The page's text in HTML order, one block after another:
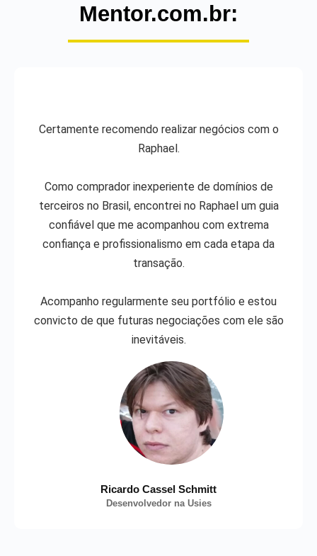
Mentor.com.br:
Certamente recomendo realizar negócios com o
Raphael.
Como comprador inexperiente de domínios de
terceiros no Brasil, encontrei no Raphael um guia
confiável que me acompanhou com extrema
confiança e profissionalismo em cada etapa da
transação.
Acompanho regularmente seu portfólio e estou
convicto de que futuras negociações com ele são
inevitáveis.
Ricardo Cassel Schmitt
Desenvolvedor na Usies